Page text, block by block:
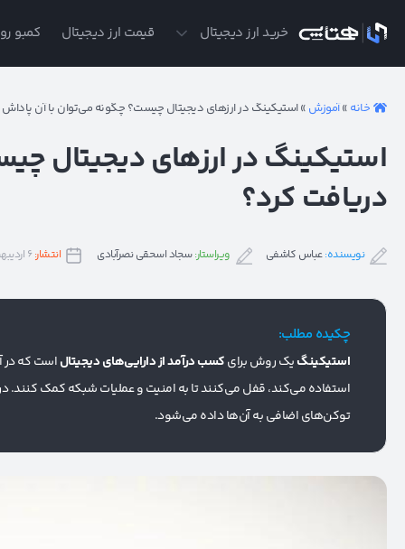
خرید ارز دیجیتال قیمت ارز دیجیتال کمبو
خانه »آموزش »استیکینگ در ارزهای دیجیتال چیست؟ چگونه می‌توان با آن
استیکینگ در ارزهای دیجیتال
دریافت کرد؟
نویسنده:عباس کاشفی ویراستار:سجاد اسحقی نصرآبادی انتشار:
چکیده مطلب:
استیکینگیک روش برایکسب درآمد از دارایی‌های دیجیتالاست که در
استفاده می‌کند، قفل می‌کنند تا به امنیت و عملیات شبکه کمک کنند.
توکن‌های اضافی به آن‌ها داده می‌شود.